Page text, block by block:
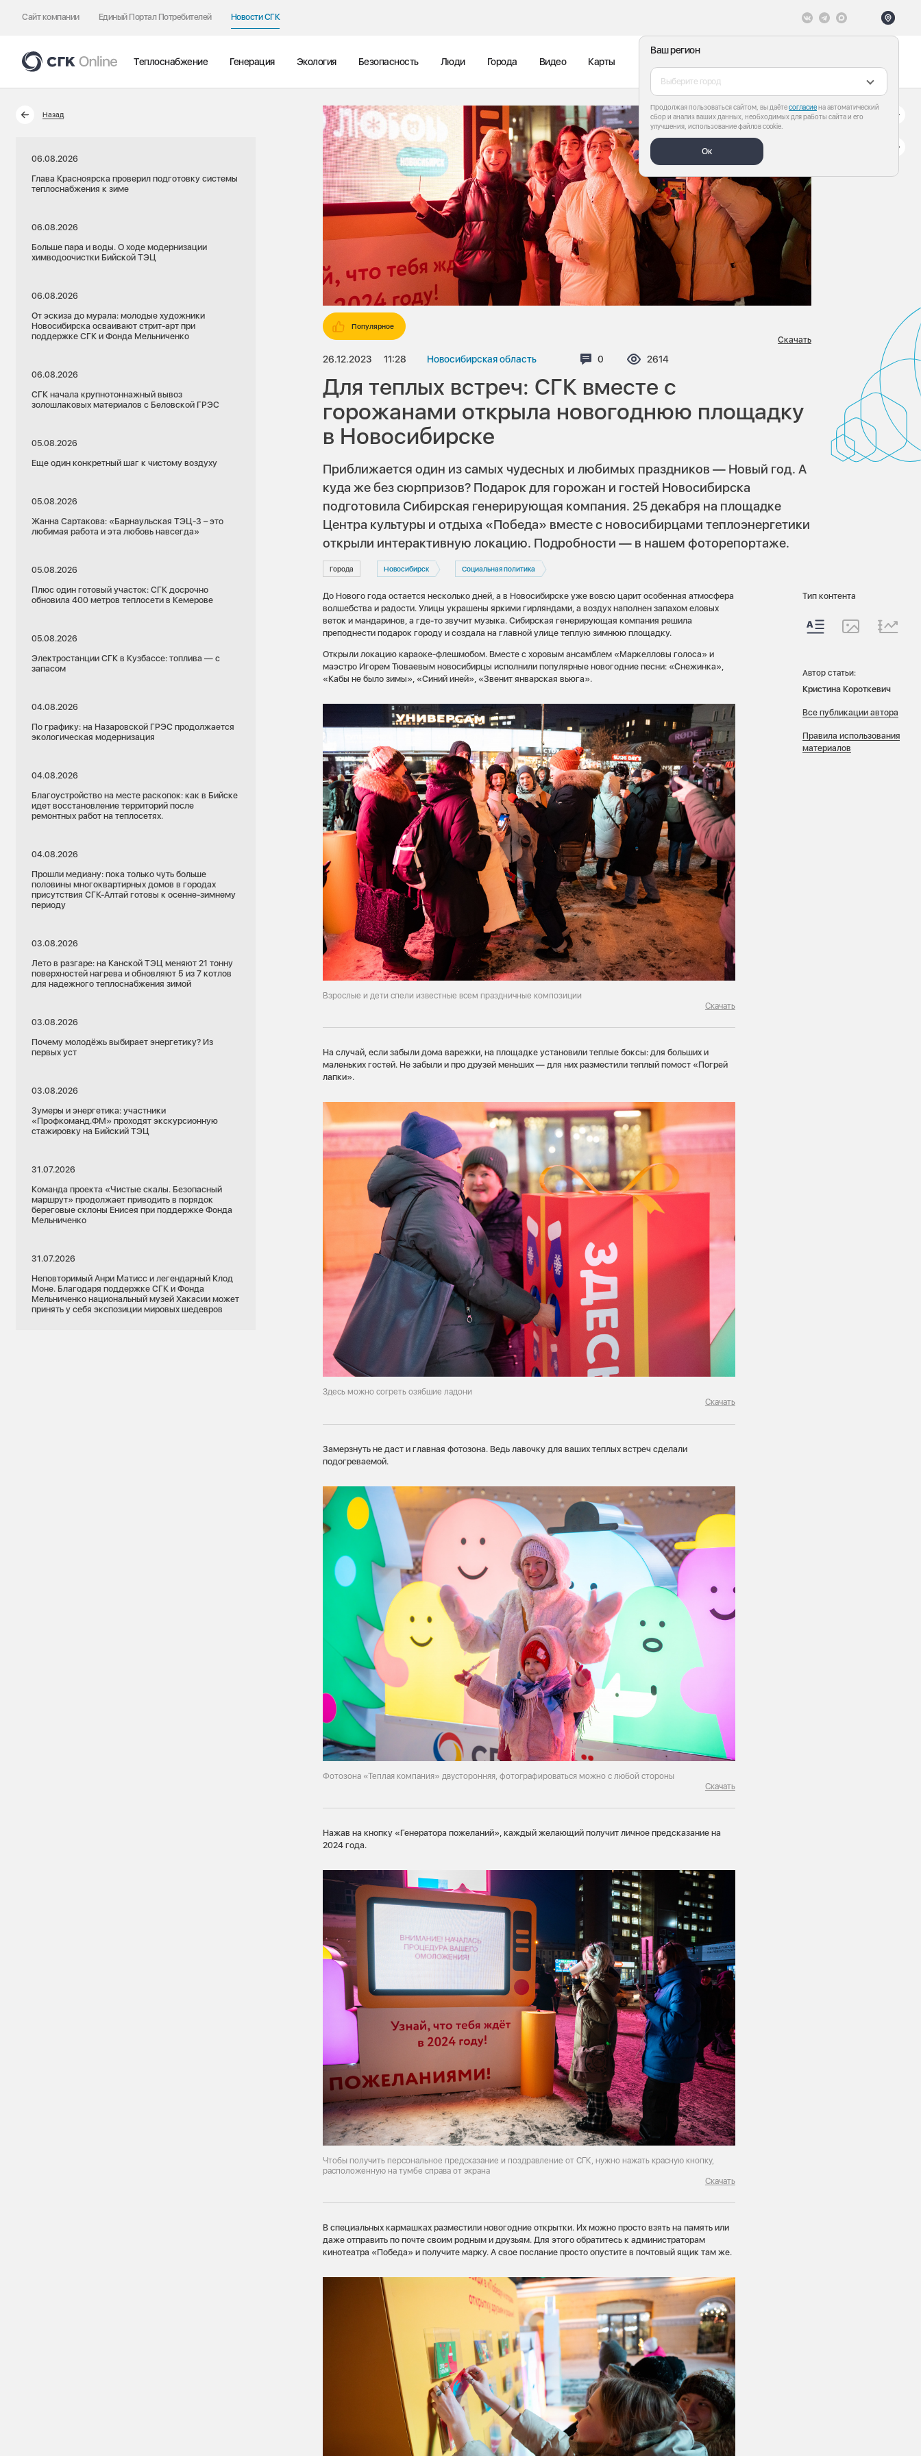
Сайт компании Единый Портал Потребителей Новости СГК
Ваш регион
Выберите город
Продолжая пользоваться сайтом, вы даётесогласиена автоматический
сбор и анализ ваших данных, необходимых для работы сайта и его
улучшения, использование файлов cookie.
Ок
Теплоснабжение Генерация Экология Безопасность Люди Города Видео Карты
Назад
06.08.2026
Глава Красноярска проверил подготовку системы
теплоснабжения к зиме
06.08.2026
Больше пара и воды. О ходе модернизации
химводоочистки Бийской ТЭЦ
06.08.2026
От эскиза до мурала: молодые художники
Новосибирска осваивают стрит-арт при
поддержке СГК и Фонда Мельниченко
06.08.2026
СГК начала крупнотоннажный вывоз
золошлаковых материалов с Беловской ГРЭС
05.08.2026
Еще один конкретный шаг к чистому воздуху
05.08.2026
Жанна Сартакова: «Барнаульская ТЭЦ-3 – это
любимая работа и эта любовь навсегда»
05.08.2026
Плюс один готовый участок: СГК досрочно
обновила 400 метров теплосети в Кемерове
05.08.2026
Электростанции СГК в Кузбассе: топлива — с
запасом
04.08.2026
По графику: на Назаровской ГРЭС продолжается
экологическая модернизация
04.08.2026
Благоустройство на месте раскопок: как в Бийске
идет восстановление территорий после
ремонтных работ на теплосетях.
04.08.2026
Прошли медиану: пока только чуть больше
половины многоквартирных домов в городах
присутствия СГК-Алтай готовы к осенне-зимнему
периоду
03.08.2026
Лето в разгаре: на Канской ТЭЦ меняют 21 тонну
поверхностей нагрева и обновляют 5 из 7 котлов
для надежного теплоснабжения зимой
03.08.2026
Почему молодёжь выбирает энергетику? Из
первых уст
03.08.2026
Зумеры и энергетика: участники
«Профкоманд.ФМ» проходят экскурсионную
стажировку на Бийский ТЭЦ
31.07.2026
Команда проекта «Чистые скалы. Безопасный
маршрут» продолжает приводить в порядок
береговые склоны Енисея при поддержке Фонда
Мельниченко
31.07.2026
Неповторимый Анри Матисс и легендарный Клод
Моне. Благодаря поддержке СГК и Фонда
Мельниченко национальный музей Хакасии может
принять у себя экспозиции мировых шедевров
Популярное
26.12.2023 11:28 Новосибирская область Комментариев:
0 Просмотров:
2614
Скачать
Для теплых встреч: СГК вместе с
горожанами открыла новогоднюю площадку
в Новосибирске
Приближается один из самых чудесных и любимых праздников — Новый год. А
куда же без сюрпризов? Подарок для горожан и гостей Новосибирска
подготовила Сибирская генерирующая компания. 25 декабря на площадке
Центра культуры и отдыха «Победа» вместе с новосибирцами теплоэнергетики
открыли интерактивную локацию. Подробности — в нашем фоторепортаже.
Города Новосибирск Социальная политика
До Нового года остается несколько дней, а в Новосибирске уже вовсю царит особенная атмосфера
волшебства и радости. Улицы украшены яркими гирляндами, а воздух наполнен запахом еловых
веток и мандаринов, а где-то звучит музыка. Сибирская генерирующая компания решила
преподнести подарок городу и создала на главной улице теплую зимнюю площадку.
Открыли локацию караоке-флешмобом. Вместе с хоровым ансамблем «Маркелловы голоса» и
маэстро Игорем Тюваевым новосибирцы исполнили популярные новогодние песни: «Снежинка»,
«Кабы не было зимы», «Синий иней», «Звенит январская вьюга».
Взрослые и дети спели известные всем праздничные композиции
Скачать
На случай, если забыли дома варежки, на площадке установили теплые боксы: для больших и
маленьких гостей. Не забыли и про друзей меньших — для них разместили теплый помост «Погрей
лапки».
Здесь можно согреть озябшие ладони
Скачать
Замерзнуть не даст и главная фотозона. Ведь лавочку для ваших теплых встреч сделали
подогреваемой.
Фотозона «Теплая компания» двусторонняя, фотографироваться можно с любой стороны
Скачать
Нажав на кнопку «Генератора пожеланий», каждый желающий получит личное предсказание на
2024 года.
Чтобы получить персональное предсказание и поздравление от СГК, нужно нажать красную кнопку,
расположенную на тумбе справа от экрана
Скачать
В специальных кармашках разместили новогодние открытки. Их можно просто взять на память или
даже отправить по почте своим родным и друзьям. Для этого обратитесь к администраторам
кинотеатра «Победа» и получите марку. А свое послание просто опустите в почтовый ящик там же.
Тип контента
Автор статьи:
Кристина Короткевич
Все публикации автора
Правила использования
материалов